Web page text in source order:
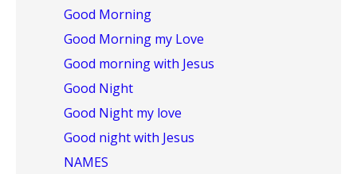
Good Morning
Good Morning my Love
Good morning with Jesus
Good Night
Good Night my love
Good night with Jesus
NAMES